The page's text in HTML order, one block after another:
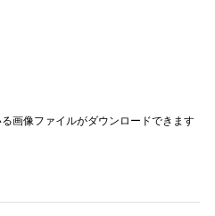
画像ファイルがダウンロードできます